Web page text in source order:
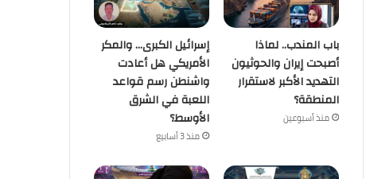
باب المندب.. لماذا
أصبحت إيران والحوثيون
التهديد الأكبر لاستقرار
المنطقة؟
منذ أسبوعين
إسرائيل الكبرى… والمكر
الأمريكي هل أعادت
واشنطن رسم قواعد
اللعبة في الشرق
الأوسط؟
منذ 3 أسابيع